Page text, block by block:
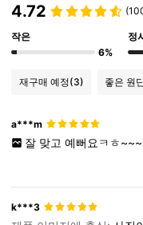
4.72
작은
6%
정
재구매 예정(3) 좋은 원
a***m
잘 맞고 예뻐요ㅋㅎ
k***3